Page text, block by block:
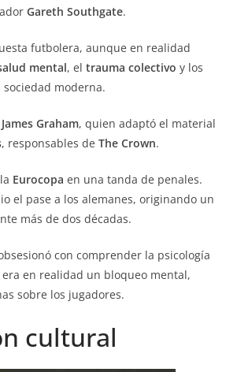
Gareth Southgate.
futbolera, aunque en realidad
mental, el trauma colectivo y los
moderna.
James Graham, quien adaptó el material
, responsables de The Crown.
Eurocopa en una tanda de penales.
el pase a los alemanes, originando un
más de dos décadas.
con comprender la psicología
en realidad un bloqueo mental,
sobre los jugadores.
cultural